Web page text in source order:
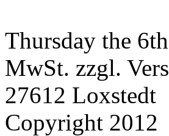
Thursday the
MwSt. zzgl.
27612 Loxstedt
Copyright 2012